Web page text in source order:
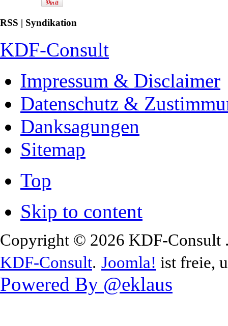
RSS | Syndikation
KDF-Consult
Impressum & Disclaimer
Datenschutz &
Danksagungen
Sitemap
Top
Skip to content
Copyright © 2026 KDF-Consult
KDF-Consult. Joomla! ist freie,
Powered By @eklaus